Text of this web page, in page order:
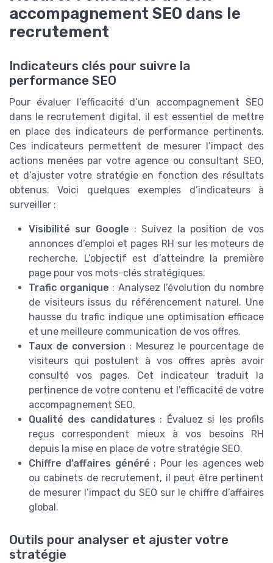
accompagnement SEO dans le
recrutement
Indicateurs clés pour suivre la
performance SEO
Pour évaluer l’efficacité d’un accompagnement SEO
dans le recrutement digital, il est essentiel de mettre
en place des indicateurs de performance pertinents.
Ces indicateurs permettent de mesurer l’impact des
actions menées par votre agence ou consultant SEO,
et d’ajuster votre stratégie en fonction des résultats
obtenus. Voici quelques exemples d’indicateurs à
surveiller :
Visibilité sur Google : Suivez la position de vos
annonces d’emploi et pages RH sur les moteurs de
recherche. L’objectif est d’atteindre la première
page pour vos mots-clés stratégiques.
Trafic organique : Analysez l’évolution du nombre
de visiteurs issus du référencement naturel. Une
hausse du trafic indique une optimisation efficace
et une meilleure communication de vos offres.
Taux de conversion : Mesurez le pourcentage de
visiteurs qui postulent à vos offres après avoir
consulté vos pages. Cet indicateur traduit la
pertinence de votre contenu et l’efficacité de votre
accompagnement SEO.
Qualité des candidatures : Évaluez si les profils
reçus correspondent mieux à vos besoins RH
depuis la mise en place de votre stratégie SEO.
Chiffre d’affaires généré : Pour les agences web
ou cabinets de recrutement, il peut être pertinent
de mesurer l’impact du SEO sur le chiffre d’affaires
global.
Outils pour analyser et ajuster votre
stratégie